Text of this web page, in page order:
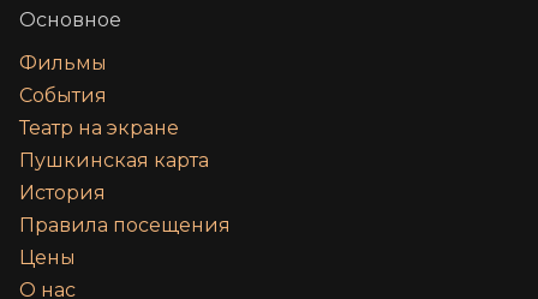
Основное
Фильмы
События
Театр на экране
Пушкинская карта
История
Правила посещения
Цены
О нас